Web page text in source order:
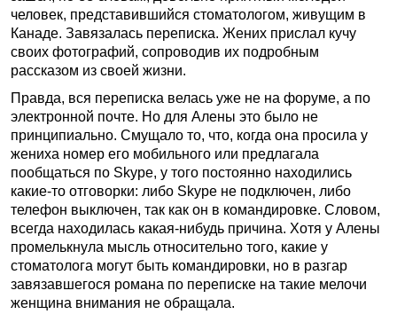
человек, представившийся стоматологом, живущим в
Канаде. Завязалась переписка. Жених прислал кучу
своих фотографий, сопроводив их подробным
рассказом из своей жизни.
Правда, вся переписка велась уже не на форуме, а по
электронной почте. Но для Алены это было не
принципиально. Смущало то, что, когда она просила у
жениха номер его мобильного или предлагала
пообщаться по Skype, у того постоянно находились
какие-то отговорки: либо Skype не подключен, либо
телефон выключен, так как он в командировке. Словом,
всегда находилась какая-нибудь причина. Хотя у Алены
промелькнула мысль относительно того, какие у
стоматолога могут быть командировки, но в разгар
завязавшегося романа по переписке на такие мелочи
женщина внимания не обращала.